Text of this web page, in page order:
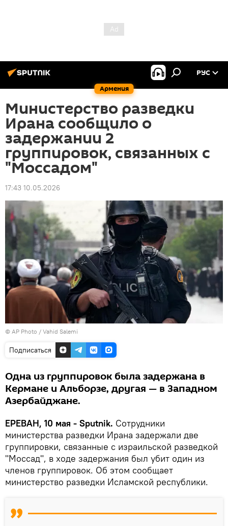
Армения
РУС
Министерство разведки
Ирана сообщило о
задержании 2
группировок, связанных с
"Моссадом"
17:43 10.05.2026
© AP Photo / Vahid Salemi
Подписаться
Одна из группировок была задержана в
Кермане и Альборзе, другая — в Западном
Азербайджане.
ЕРЕВАН, 10 мая - Sputnik. Сотрудники
министерства разведки Ирана задержали две
группировки, связанные с израильской разведкой
"Моссад", в ходе задержания был убит один из
членов группировок. Об этом сообщает
министерство разведки Исламской республики.